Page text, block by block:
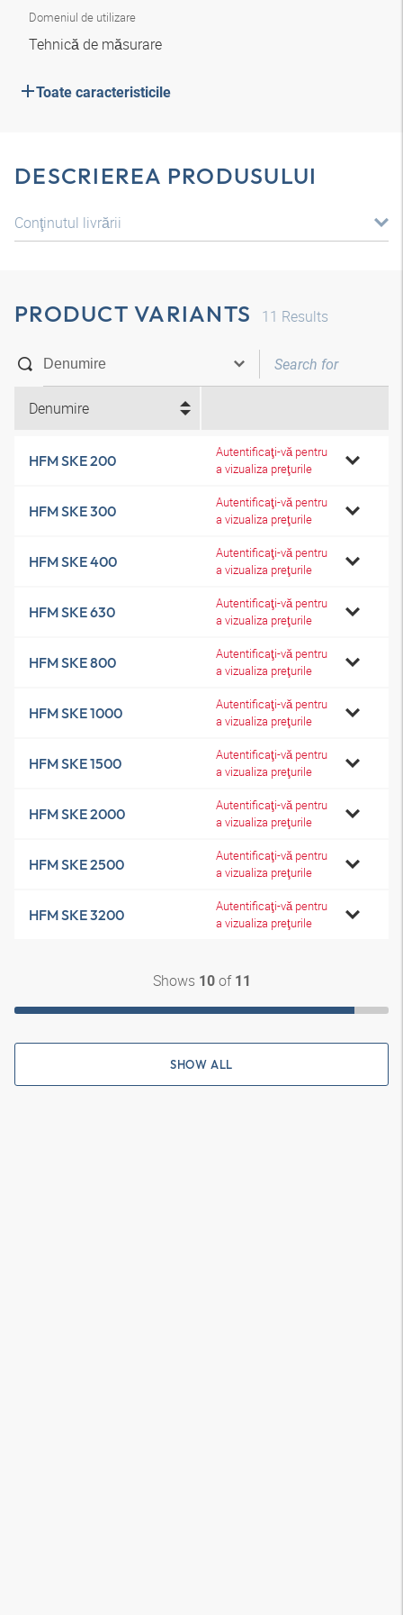
Domeniul de utilizare
Tehnică de măsurare
Toate caracteristicile
DESCRIEREA PRODUSULUI
Conţinutul livrării
PRODUCT VARIANTS 11 Results
Denumire
HFM SKE 200
Autentificaţi-vă pentru
a vizualiza preţurile
HFM SKE 300
Autentificaţi-vă pentru
a vizualiza preţurile
HFM SKE 400
Autentificaţi-vă pentru
a vizualiza preţurile
HFM SKE 630
Autentificaţi-vă pentru
a vizualiza preţurile
HFM SKE 800
Autentificaţi-vă pentru
a vizualiza preţurile
HFM SKE 1000
Autentificaţi-vă pentru
a vizualiza preţurile
HFM SKE 1500
Autentificaţi-vă pentru
a vizualiza preţurile
HFM SKE 2000
Autentificaţi-vă pentru
a vizualiza preţurile
HFM SKE 2500
Autentificaţi-vă pentru
a vizualiza preţurile
HFM SKE 3200
Autentificaţi-vă pentru
a vizualiza preţurile
Shows 10of 11
SHOW ALL